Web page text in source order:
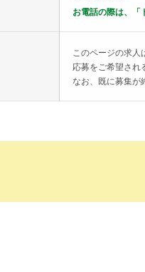
お電話の際は、「
このページの求人
応募をご希望され
なお、既に募集が